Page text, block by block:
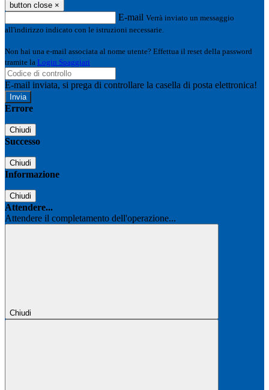
button close ×
E-mail Verrà inviato un messaggio
all'indirizzo indicato con le istruzioni necessarie.
Non hai una e-mail associata al nome utente? Effettua il reset della password
tramite la Login Spaggiari
E-mail inviata, si prega di controllare la casella di posta elettronica!
Errore
Chiudi
Successo
Chiudi
Informazione
Chiudi
Attendere...
Attendere il completamento dell'operazione...
Chiudi